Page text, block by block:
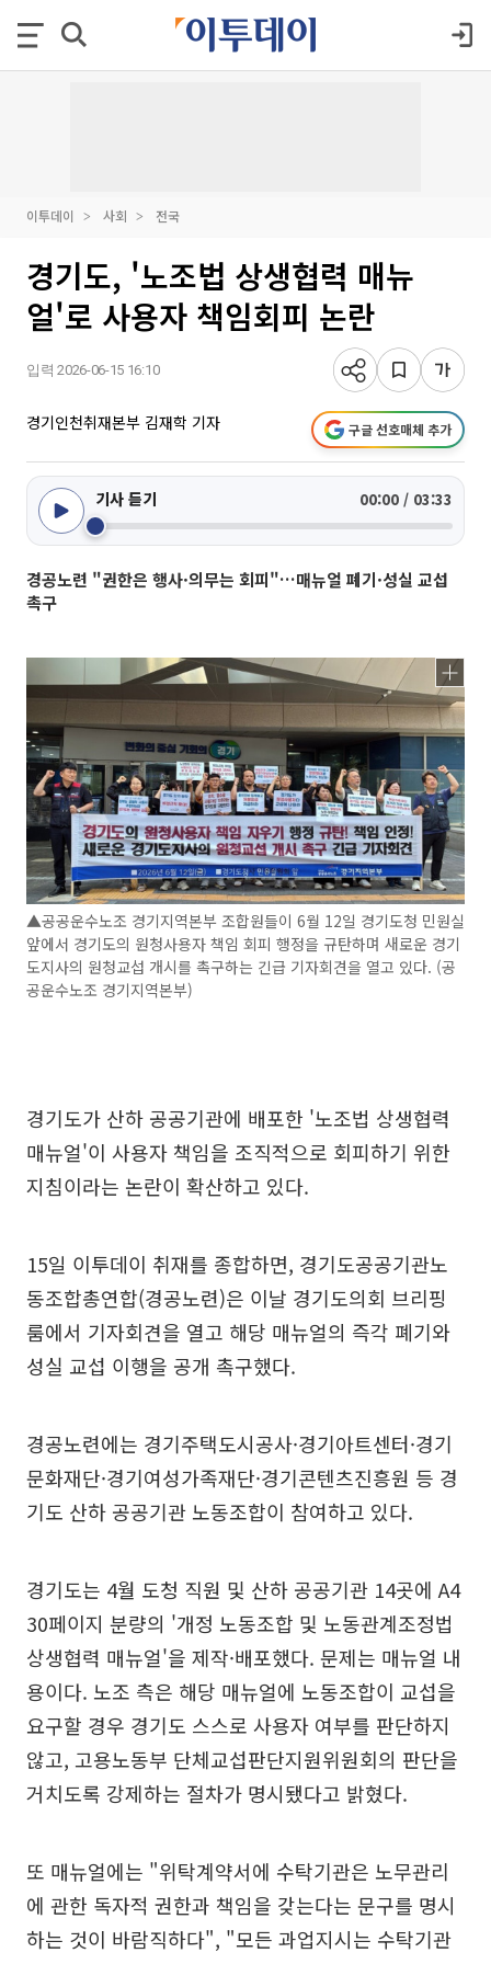
이투데이 사회 전국
경기도, '노조법 상생협력 매뉴
얼'로 사용자 책임회피 논란
입력 2026-06-15 16:10
경기인천취재본부 김재학 기자 구글 선호매체 추가
기사 듣기 00:00 / 03:33
경공노련 "권한은 행사·의무는 회피"…매뉴얼 폐기·성실 교섭
촉구
▲공공운수노조 경기지역본부 조합원들이 6월 12일 경기도청 민원실
앞에서 경기도의 원청사용자 책임 회피 행정을 규탄하며 새로운 경기
도지사의 원청교섭 개시를 촉구하는 긴급 기자회견을 열고 있다. (공
공운수노조 경기지역본부)
경기도가 산하 공공기관에 배포한 '노조법 상생협력
매뉴얼'이 사용자 책임을 조직적으로 회피하기 위한
지침이라는 논란이 확산하고 있다.
15일 이투데이 취재를 종합하면, 경기도공공기관노
동조합총연합(경공노련)은 이날 경기도의회 브리핑
룸에서 기자회견을 열고 해당 매뉴얼의 즉각 폐기와
성실 교섭 이행을 공개 촉구했다.
경공노련에는 경기주택도시공사·경기아트센터·경기
문화재단·경기여성가족재단·경기콘텐츠진흥원 등 경
기도 산하 공공기관 노동조합이 참여하고 있다.
경기도는 4월 도청 직원 및 산하 공공기관 14곳에 A4
30페이지 분량의 '개정 노동조합 및 노동관계조정법
상생협력 매뉴얼'을 제작·배포했다. 문제는 매뉴얼 내
용이다. 노조 측은 해당 매뉴얼에 노동조합이 교섭을
요구할 경우 경기도 스스로 사용자 여부를 판단하지
않고, 고용노동부 단체교섭판단지원위원회의 판단을
거치도록 강제하는 절차가 명시됐다고 밝혔다.
또 매뉴얼에는 "위탁계약서에 수탁기관은 노무관리
에 관한 독자적 권한과 책임을 갖는다는 문구를 명시
하는 것이 바람직하다", "모든 과업지시는 수탁기관